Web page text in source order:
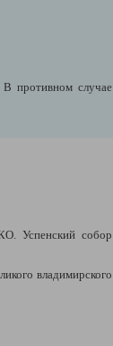
противном случае
Успенский собор
владимирского